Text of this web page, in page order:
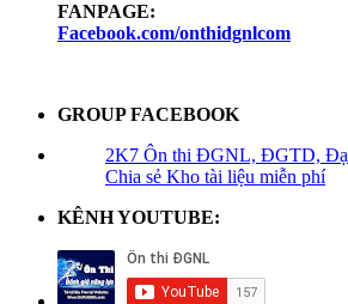
FANPAGE:
Facebook.com/onthidgnlcom
GROUP FACEBOOK
2K7 Ôn thi ĐGNL, ĐGTD,
Chia sẻ Kho tài liệu miễn phí
KÊNH YOUTUBE: